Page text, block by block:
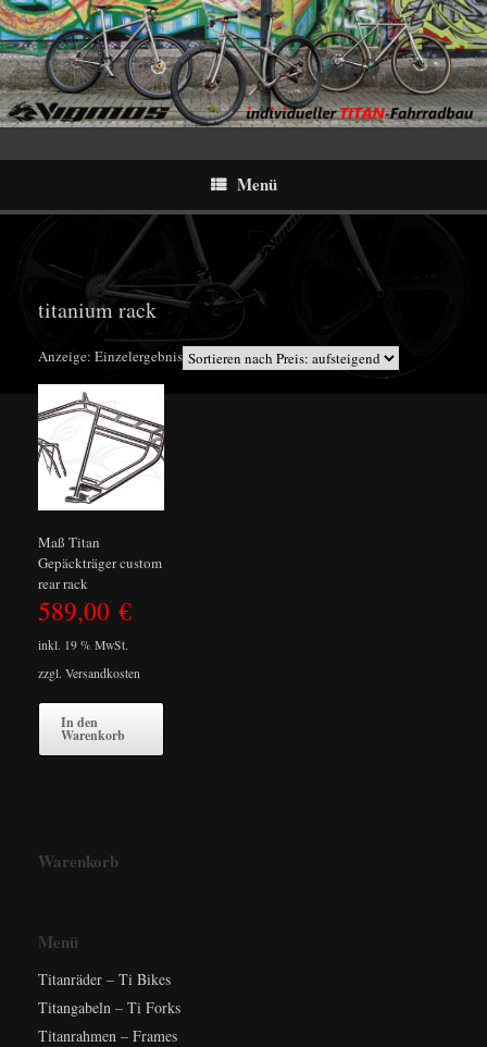
Menü
titanium rack
Anzeige: Einzelergebnis
Maß Titan
Gepäckträger custom
rear rack
589,00 €
inkl. 19 % MwSt.
zzgl. Versandkosten
In den
Warenkorb
Warenkorb
Menü
Titanräder – Ti Bikes
Titangabeln – Ti Forks
Titanrahmen – Frames